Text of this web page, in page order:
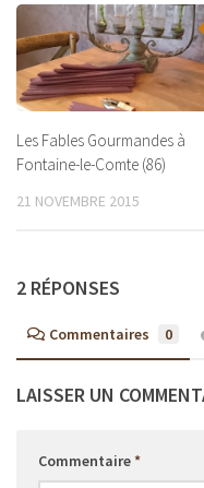
Les Fables Gourmandes à
Fontaine-le-Comte (86)
21 NOVEMBRE 2015
2 RÉPONSES
Commentaires 0
LAISSER UN
Commentaire*